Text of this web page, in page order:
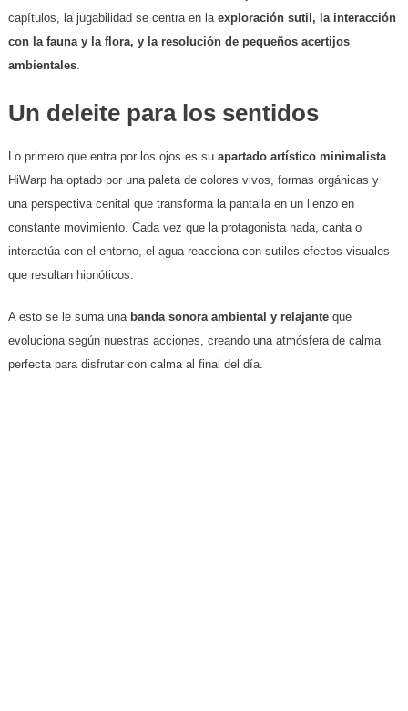
capítulos, la jugabilidad se centra en la exploración sutil, la interacción
con la fauna y la flora, y la resolución de pequeños acertijos
ambientales.
​Un deleite para los sentidos
​Lo primero que entra por los ojos es su apartado artístico minimalista.
HiWarp ha optado por una paleta de colores vivos, formas orgánicas y
una perspectiva cenital que transforma la pantalla en un lienzo en
constante movimiento. Cada vez que la protagonista nada, canta o
interactúa con el entorno, el agua reacciona con sutiles efectos visuales
que resultan hipnóticos.
​A esto se le suma una banda sonora ambiental y relajanteque
evoluciona según nuestras acciones, creando una atmósfera de calma
perfecta para disfrutar con calma al final del día.